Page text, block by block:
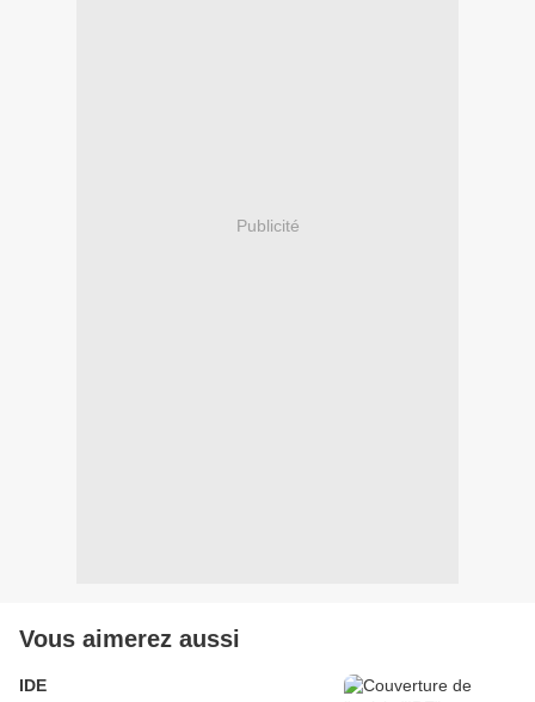
Publicité
Vous aimerez aussi
IDE